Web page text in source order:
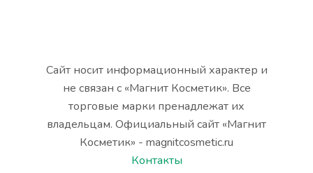
Сайт носит информационный характер и
не связан с «Магнит Косметик». Все
торговые марки пренадлежат их
владельцам. Официальный сайт «Магнит
Косметик» - magnitcosmetic.ru
Контакты